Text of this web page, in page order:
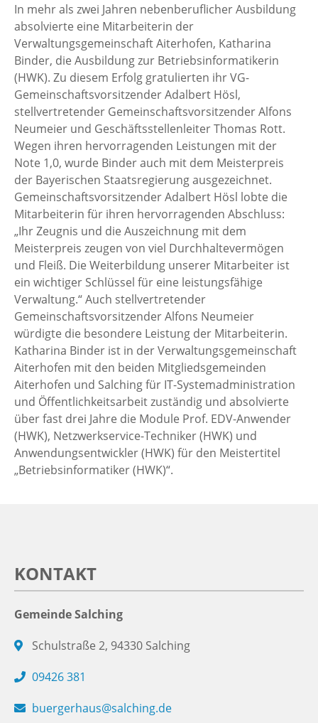
In mehr als zwei Jahren nebenberuflicher Ausbildung
absolvierte eine Mitarbeiterin der
Verwaltungsgemeinschaft Aiterhofen, Katharina
Binder, die Ausbildung zur Betriebsinformatikerin
(HWK). Zu diesem Erfolg gratulierten ihr VG-
Gemeinschaftsvorsitzender Adalbert Hösl,
stellvertretender Gemeinschaftsvorsitzender Alfons
Neumeier und Geschäftsstellenleiter Thomas Rott.
Wegen ihren hervorragenden Leistungen mit der
Note 1,0, wurde Binder auch mit dem Meisterpreis
der Bayerischen Staatsregierung ausgezeichnet.
Gemeinschaftsvorsitzender Adalbert Hösl lobte die
Mitarbeiterin für ihren hervorragenden Abschluss:
„Ihr Zeugnis und die Auszeichnung mit dem
Meisterpreis zeugen von viel Durchhaltevermögen
und Fleiß. Die Weiterbildung unserer Mitarbeiter ist
ein wichtiger Schlüssel für eine leistungsfähige
Verwaltung.“ Auch stellvertretender
Gemeinschaftsvorsitzender Alfons Neumeier
würdigte die besondere Leistung der Mitarbeiterin.
Katharina Binder ist in der Verwaltungsgemeinschaft
Aiterhofen mit den beiden Mitgliedsgemeinden
Aiterhofen und Salching für IT-Systemadministration
und Öffentlichkeitsarbeit zuständig und absolvierte
über fast drei Jahre die Module Prof. EDV-Anwender
(HWK), Netzwerkservice-Techniker (HWK) und
Anwendungsentwickler (HWK) für den Meistertitel
„Betriebsinformatiker (HWK)“.
KONTAKT
Gemeinde Salching
Schulstraße 2, 94330 Salching
09426 381
buergerhaus@salching.de